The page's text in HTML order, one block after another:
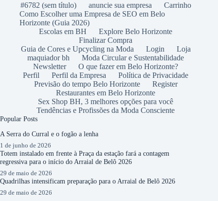
#6782 (sem título) anuncie sua empresa
Carrinho
Como Escolher uma Empresa de SEO em Belo
Horizonte (Guia 2026)
Escolas em BH
Explore Belo Horizonte
Finalizar Compra
Guia de Cores e Upcycling na Moda
Login
Loja
maquiador bh
Moda Circular e Sustentabilidade
Newsletter
O que fazer em Belo Horizonte?
Perfil
Perfil da Empresa
Política de Privacidade
Previsão do tempo Belo Horizonte
Register
Restaurantes em Belo Horizonte
Sex Shop BH, 3 melhores opções para você
Tendências e Profissões da Moda Consciente
Popular Posts
A Serra do Curral e o fogão a lenha
1 de junho de 2026
Totem instalado em frente à Praça da estação fará a contagem
regressiva para o início do Arraial de Belô 2026
29 de maio de 2026
Quadrilhas intensificam preparação para o Arraial de Belô 2026
29 de maio de 2026